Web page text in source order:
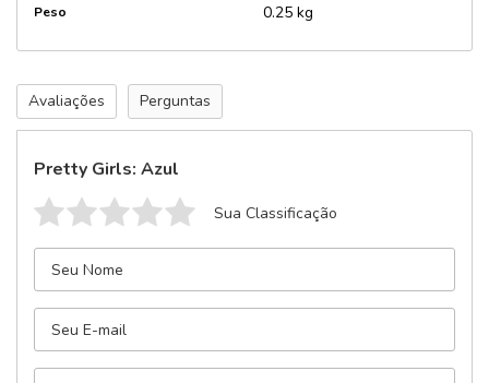
Peso 0.25 kg
Avaliações Perguntas
Pretty Girls: Azul
Sua Classificação